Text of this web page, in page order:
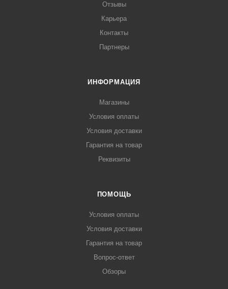
Отзывы
Карьера
Контакты
Партнеры
ИНФОРМАЦИЯ
Магазины
Условия оплаты
Условия доставки
Гарантия на товар
Реквизиты
ПОМОЩЬ
Условия оплаты
Условия доставки
Гарантия на товар
Вопрос-ответ
Обзоры